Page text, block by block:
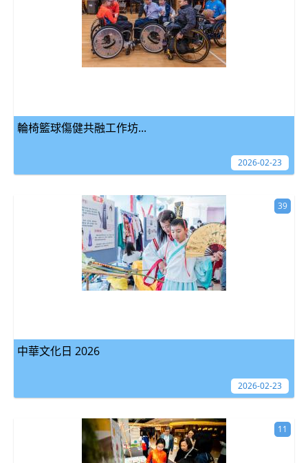
輪椅籃球傷健共融工作坊...
2026-02-23
中華文化日 2026
39
2026-02-23
11